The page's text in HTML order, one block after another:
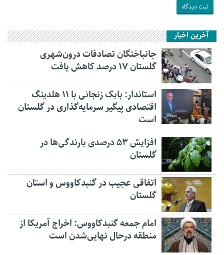
آخرین اخبار
جانباختگان تصادفات درون‌شهری
گلستان ۱۷ درصد کاهش یافت
استاندار: بابک زنجانی با ۱۱ هلدینگ
اقتصادی پیگیر سرمایه‌گذاری در گلستان
است
افزایش ۵۳ درصدی بارندگی‌ها در
گلستان
اتفاقی عجیب در‌ گنبدکاووس و استان
گلستان
امام جمعه گنبدکاووس: اخراج آمریکا از
منطقه درحال نهایی‌شدن است